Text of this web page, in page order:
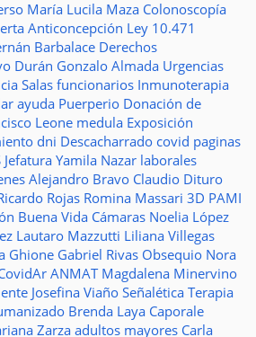
María Lucila Maza Colonoscopía
Anticoncepción Ley 10.471
Barbalace Derechos
Durán Gonzalo Almada Urgencias
Salas funcionarios Inmunoterapia
ayuda Puerperio Donación de
Leone medula Exposición
dni Descacharrado covid paginas
Jefatura Yamila Nazar laborales
Alejandro Bravo Claudio Dituro
Rojas Romina Massari 3D PAMI
Buena Vida Cámaras Noelia López
Lautaro Mazzutti Liliana Villegas
Ghione Gabriel Rivas Obsequio Nora
ANMAT Magdalena Minervino
Josefina Viaño Señalética Terapia
Brenda Laya Caporale
Zarzaadultos mayores Carla